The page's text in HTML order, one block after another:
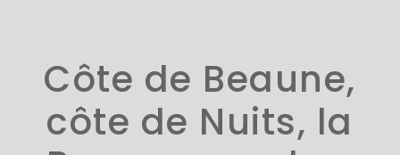
Côte de Beaune,
côte de Nuits, la